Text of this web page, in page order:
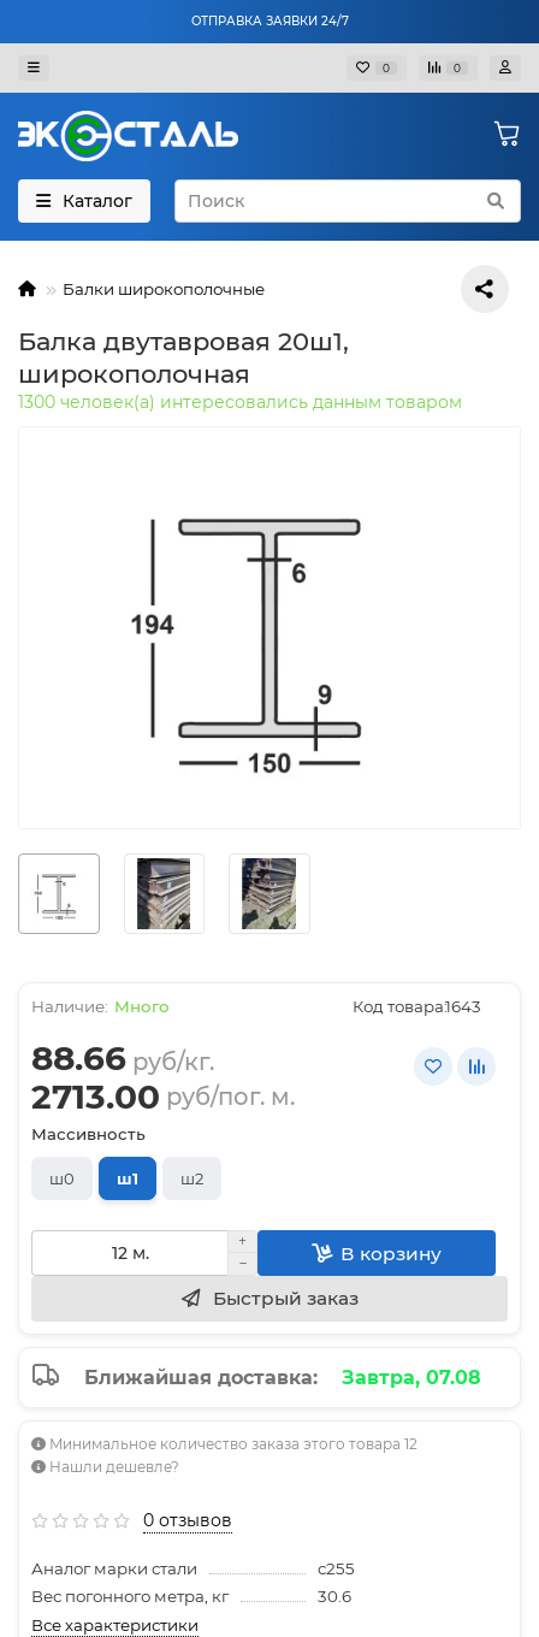
ОТПРАВКА ЗАЯВКИ 24/7
0 0
Каталог
Балки широкополочные
Балка двутавровая 20ш1,
широкополочная
1300 человек(а) интересовались данным товаром
Много Код товара:1643
88.66 руб/кг.
2713.00 руб/пог. м.
Массивность
ш0 ш1 ш2
В корзину
Быстрый заказ
Ближайшая доставка: Завтра, 07.08
Минимальное количество заказа этого товара 12
Нашли дешевле?
0 отзывов
Аналог марки стали
с255
Вес погонного метра, кг
30.6
Все характеристики